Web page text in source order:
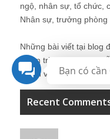
ngộ, nhân sự, tổ chức,
Nhân sự, trưởng
Những bài viết tại blog
Quản trị Nhân sự
thành viên khác trong
Recent
Bạn có